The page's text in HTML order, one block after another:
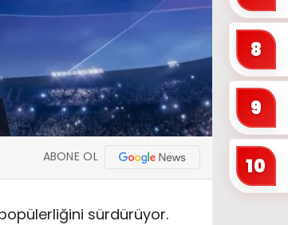
ABONE OL
sürdürüyor.
8
9
10